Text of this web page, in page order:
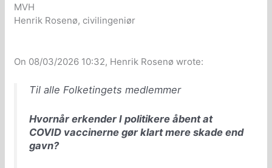
MVH
Henrik Rosenø, civilingeniør
On 08/03/2026 10:32, Henrik Rosenø wrote:
Til alle Folketingets medlemmer
Hvornår erkender I politikere åbent at
COVID vaccinerne gør klart mere skade end
gavn?